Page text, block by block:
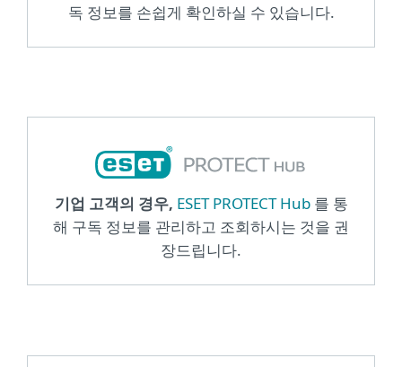
독 정보를 손쉽게 확인하실 수 있습니다.
기업 고객의 경우, ESET PROTECT Hub를 통
해 구독 정보를 관리하고 조회하시는 것을 권
장드립니다.